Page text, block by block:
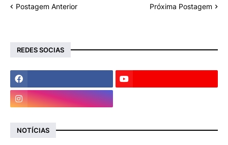
Postagem Anterior Próxima Postagem
REDES SOCIAS
NOTÍCIAS